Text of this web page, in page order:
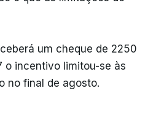
um cheque de 2250
o incentivo limitou-se às
no final de agosto.